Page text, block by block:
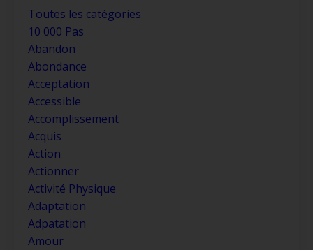
Toutes les catégories
10 000 Pas
Abandon
Abondance
Acceptation
Accessible
Accomplissement
Acquis
Action
Actionner
Activité Physique
Adaptation
Adpatation
Amour